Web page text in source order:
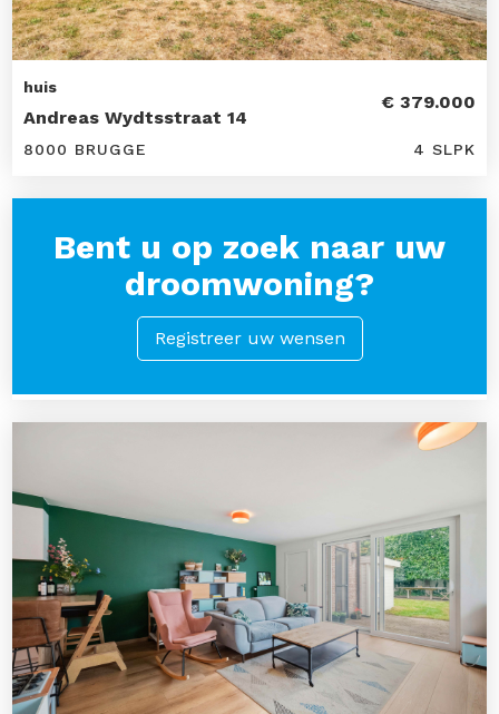
huis
Andreas Wydtsstraat 14
€ 379.000
8000 BRUGGE 4 SLPK
Bent u op zoek naar uw
droomwoning?
Registreer uw wensen